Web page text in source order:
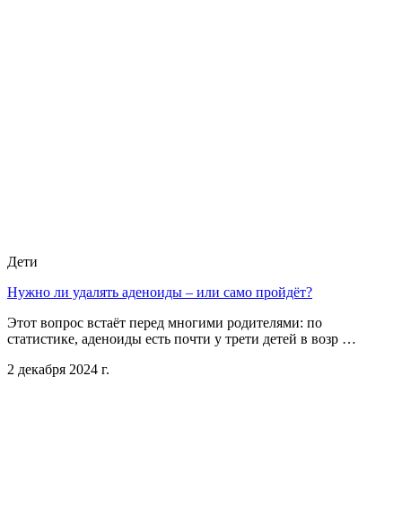
Дети
Нужно ли удалять аденоиды – или само пройдёт?
Этот вопрос встаёт перед многими родителями: по
статистике, аденоиды есть почти у трети детей в возр …
2 декабря 2024 г.